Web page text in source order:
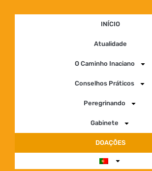
INÍCIO
Atualidade
O Caminho Inaciano
Conselhos Práticos
Peregrinando
Gabinete
DOAÇÕES